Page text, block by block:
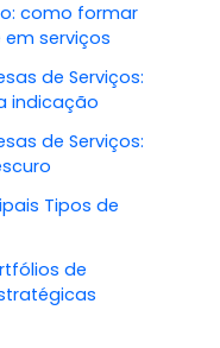
como formar
serviços
de Serviços:
indicação
de Serviços:
Tipos de
de